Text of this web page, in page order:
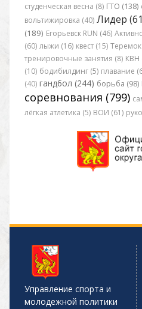
студенческая весна (8) ГТО (138)
вольтижировка (40) Лидер
(189) Егорьевск RUN (46)
(60) лыжи (16) квест (15) Теремок
тренировочные занятия (8) КВН
(10) бодибилдинг (5) плавание
(40) гандбол (244) борьба (98)
соревнования (799)
лёгкая атлетика (5) ВОИ (61)
Управление спорта и
молодежной политики